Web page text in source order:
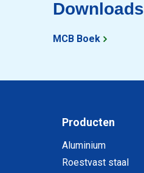
2430-0650-50810
Downloads
MCB Boek
Producten
Aluminium
Roestvast staal